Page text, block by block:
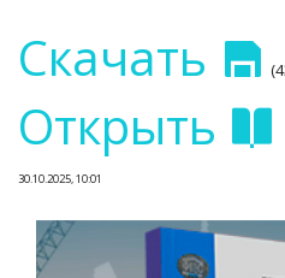
НОРМАТИВНЫЕ
Скачать
Открыть
30.10.2025, 10:01